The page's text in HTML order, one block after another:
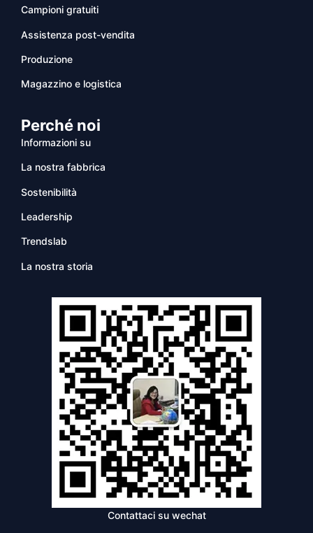
Campioni gratuiti
Assistenza post-vendita
Produzione
Magazzino e logistica
Perché noi
Informazioni su
La nostra fabbrica
Sostenibilità
Leadership
Trendslab
La nostra storia
Contattaci su wechat